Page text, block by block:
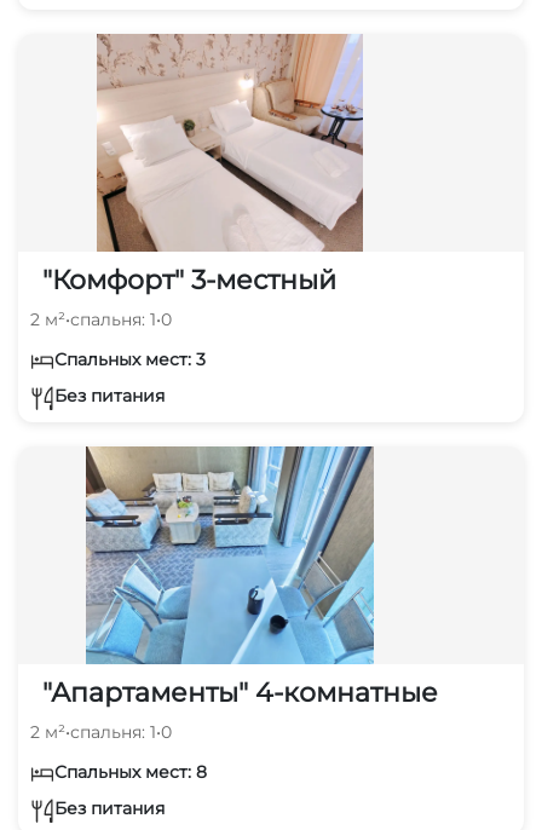
"Комфорт" 3-местный
2 м²•спальня: 1•0
Спальных мест: 3
Без питания
"Апартаменты" 4-комнатные
2 м²•спальня: 1•0
Спальных мест: 8
Без питания